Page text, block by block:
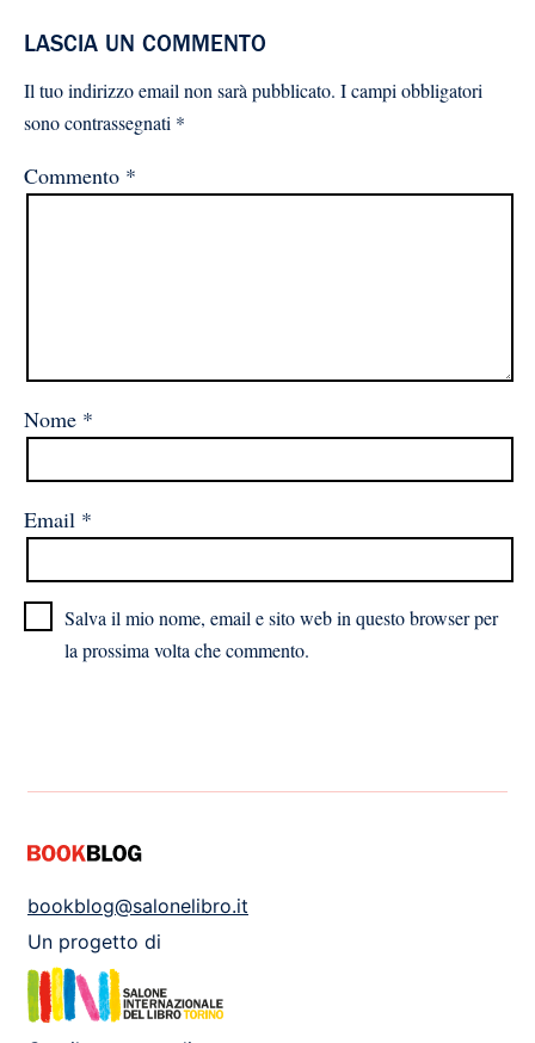
LASCIA UN COMMENTO
Il tuo indirizzo email non sarà pubblicato. I campi obbligatori
sono contrassegnati *
Commento *
Nome *
Email *
Salva il mio nome, email e sito web in questo browser per
la prossima volta che commento.
bookblog@salonelibro.it
Un progetto di